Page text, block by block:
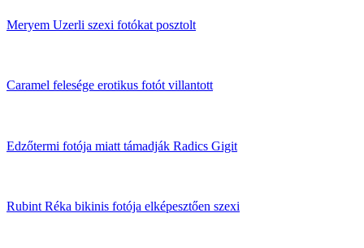
Meryem Uzerli szexi fotókat posztolt
Caramel felesége erotikus fotót villantott
Edzőtermi fotója miatt támadják Radics Gigit
Rubint Réka bikinis fotója elképesztően szexi